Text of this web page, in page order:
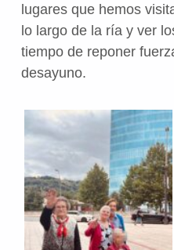
lugares que hemos
lo largo de la ría y ver
tiempo de reponer
desayuno.